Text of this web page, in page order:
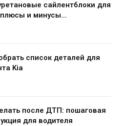
сайлентблоки для
плюсы и минусы
список деталей для
Kia
после ДТП: пошаговая
для водителя